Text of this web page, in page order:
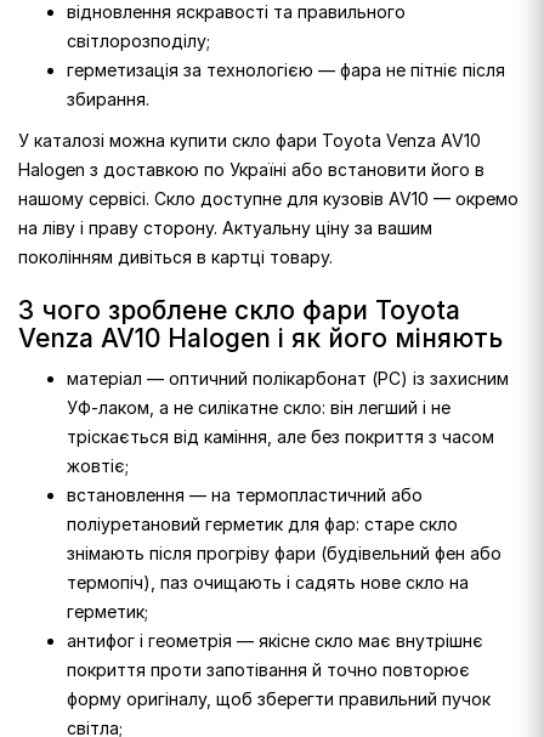
відновлення яскравості та правильного
світлорозподілу;
герметизація за технологією — фара не пітніє після
збирання.
У каталозі можна купити скло фари Toyota Venza AV10
Halogen з доставкою по Україні або встановити його в
нашому сервісі. Скло доступне для кузовів AV10 — окремо
на ліву і праву сторону. Актуальну ціну за вашим
поколінням дивіться в картці товару.
З чого зроблене скло фари Toyota
Venza AV10 Halogen і як його міняють
матеріал — оптичний полікарбонат (PC) із захисним
УФ-лаком, а не силікатне скло: він легший і не
тріскається від каміння, але без покриття з часом
жовтіє;
встановлення — на термопластичний або
поліуретановий герметик для фар: старе скло
знімають після прогріву фари (будівельний фен або
термопіч), паз очищають і садять нове скло на
герметик;
антифог і геометрія — якісне скло має внутрішнє
покриття проти запотівання й точно повторює
форму оригіналу, щоб зберегти правильний пучок
світла;